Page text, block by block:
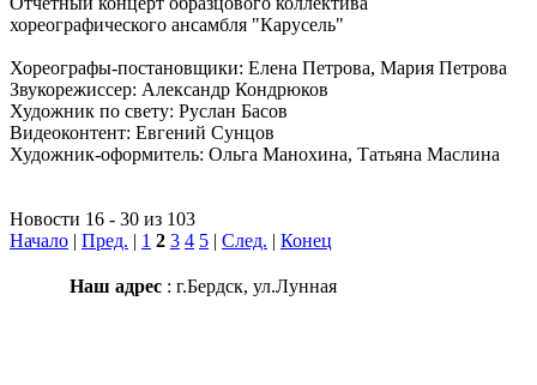
хореографического ансамбля "Карусель"
Хореографы-постановщики: Елена Петрова, Мария Петрова
Звукорежиссер: Александр Кондрюков
Художник по свету: Руслан Басов
Видеоконтент: Евгений Сунцов
Художник-оформитель: Ольга Манохина, Татьяна Маслина
Новости 16 - 30 из 103
Начало | Пред. | 1 2 3 4 5 | След. | Конец
Наш адрес : г.Бердск, ул.Лунная